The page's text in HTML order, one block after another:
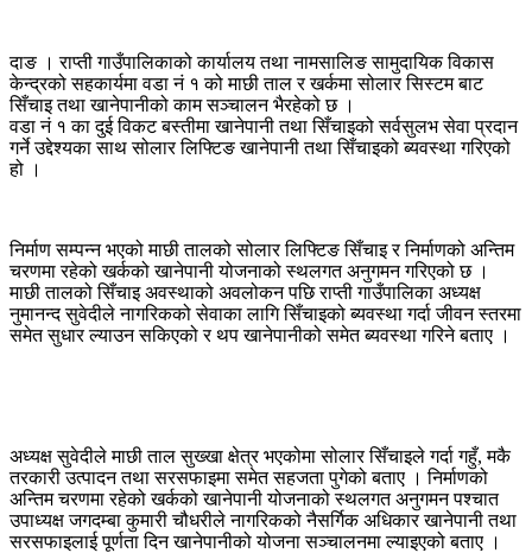
दाङ । राप्ती गाउँपालिकाको कार्यालय तथा नामसालिङ सामुदायिक विकास
केन्द्रको सहकार्यमा वडा नं १ को माछी ताल र खर्कमा सोलार सिस्टम बाट
सिँचाइ तथा खानेपानीको काम सञ्चालन भैरहेको छ ।
वडा नं १ का दुई विकट बस्तीमा खानेपानी तथा सिँचाइको सर्वसुलभ सेवा प्रदान
गर्ने उद्देश्यका साथ सोलार लिफ्टिङ खानेपानी तथा सिँचाइको ब्यवस्था गरिएको
हो ।
निर्माण सम्पन्न भएको माछी तालको सोलार लिफ्टिङ सिँचाइ र निर्माणको अन्तिम
चरणमा रहेको खर्कको खानेपानी योजनाको स्थलगत अनुगमन गरिएको छ ।
माछी तालको सिँचाइ अवस्थाको अवलोकन पछि राप्ती गाउँपालिका अध्यक्ष
नुमानन्द सुवेदीले नागरिकको सेवाका लागि सिँचाइको ब्यवस्था गर्दा जीवन स्तरमा
समेत सुधार ल्याउन सकिएको र थप खानेपानीको समेत ब्यवस्था गरिने बताए ।
अध्यक्ष सुवेदीले माछी ताल सुख्खा क्षेत्र भएकोमा सोलार सिँचाइले गर्दा गहुँ, मकै
तरकारी उत्पादन तथा सरसफाइमा समेत सहजता पुगेको बताए । निर्माणको
अन्तिम चरणमा रहेको खर्कको खानेपानी योजनाको स्थलगत अनुगमन पश्चात
उपाध्यक्ष जगदम्बा कुमारी चौधरीले नागरिकको नैसर्गिक अधिकार खानेपानी तथा
सरसफाइलाई पूर्णता दिन खानेपानीको योजना सञ्चालनमा ल्याइएको बताए ।